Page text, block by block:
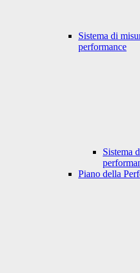
Sistema di
performance
Sistema
Piano della